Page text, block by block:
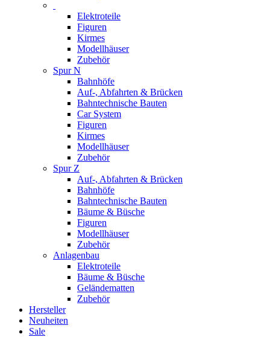
Elektroteile
Figuren
Kirmes
Modellhäuser
Zubehör
Spur N
Bahnhöfe
Auf-, Abfahrten & Brücken
Bahntechnische Bauten
Car System
Figuren
Kirmes
Modellhäuser
Zubehör
Spur Z
Auf-, Abfahrten & Brücken
Bahnhöfe
Bahntechnische Bauten
Bäume & Büsche
Figuren
Modellhäuser
Zubehör
Anlagenbau
Elektroteile
Bäume & Büsche
Geländematten
Zubehör
Hersteller
Neuheiten
Sale